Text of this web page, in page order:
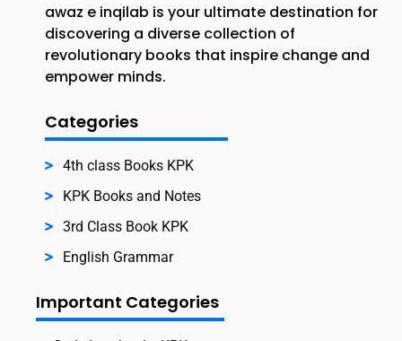
awaz e inqilab is your ultimate destination for
discovering a diverse collection of
revolutionary books that inspire change and
empower minds.
Categories
4th class Books KPK
KPK Books and Notes
3rd Class Book KPK
English Grammar
Important Categories